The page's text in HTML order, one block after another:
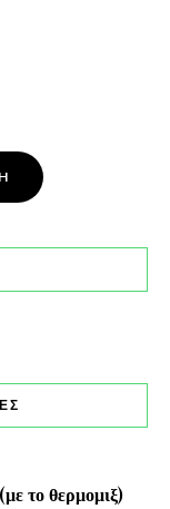
το θερμομιξ)